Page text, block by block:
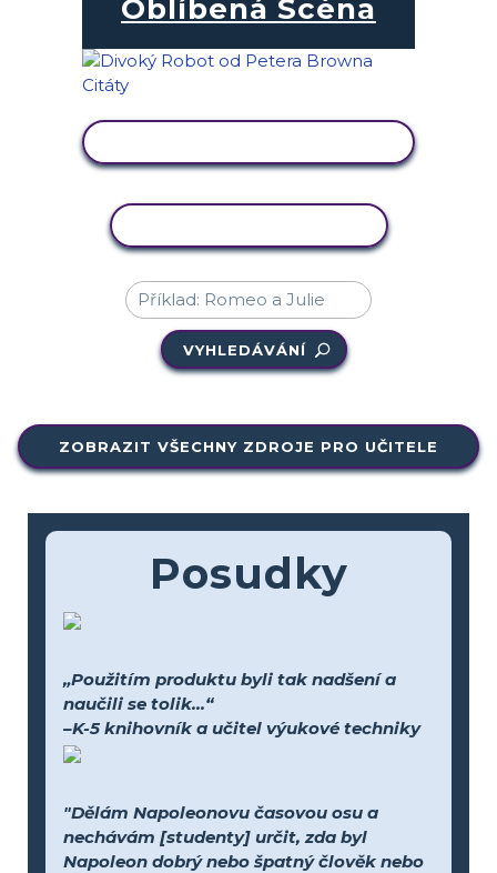
Oblíbená Scéna
VYHLEDÁVÁNÍ
ZOBRAZIT VŠECHNY ZDROJE PRO UČITELE
Posudky
„Použitím produktu byli tak nadšení a
naučili se tolik...“
–K-5 knihovník a učitel výukové techniky
"Dělám Napoleonovu časovou osu a
nechávám [studenty] určit, zda byl
Napoleon dobrý nebo špatný člověk nebo